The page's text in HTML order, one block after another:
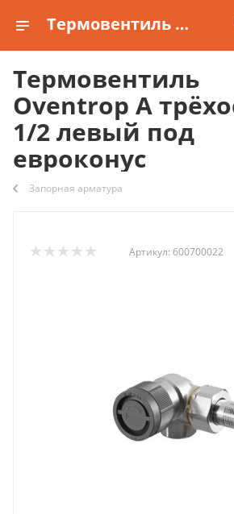
Термовентиль Oventrop A трёхосевой 1/2 левый под евроконус купить
Термовентиль
Oventrop A
1/2 левый под
евроконус
Запорная арматура
Артикул: 600700022